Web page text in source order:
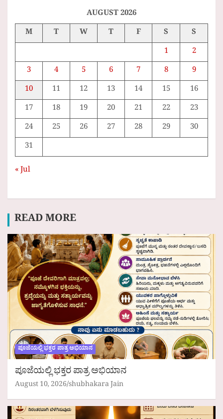
AUGUST 2026
M
T W T F S
S
1
2
3
4 5 6 7 8
9
10
11 12 13 14 15
16
17
18 19 20 21 22
23
24
25 26 27 28 29
30
31
« Jul
READ MORE
ಪೂಜೆಯಲ್ಲಿ ಭಕ್ತರ ಪಾತ್ರ ಅಭಿಯಾನ
ಪೂಜೆಯಲ್ಲಿ ಭಕ್ತರ ಪಾತ್ರ ಅಭಿಯಾನ
August 10, 2026 shubhakara Jain